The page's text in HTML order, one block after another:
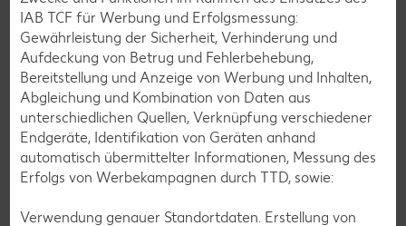
Glutenfreie Rezepte
Wer auf Gluten verzichtet, muss nicht automatisch auf
Vielfalt und Geschmack verzichten. Ob süß oder herzhaft –
mit unseren glutenfreien Rezepten zauberst du dir Gerichte,
die nicht nur verträglich, sondern auch richtig lecker sind.
Rezepte entdecken
IAB TCF für Werbung und Erfolgsmessung:
Gewährleistung der Sicherheit, Verhinderung und
Aufdeckung von Betrug und Fehlerbehebung,
Bereitstellung und Anzeige von Werbung und Inhalten,
Abgleichung und Kombination von Daten aus
unterschiedlichen Quellen, Verknüpfung verschiedener
Endgeräte, Identifikation von Geräten anhand
automatisch übermittelter Informationen, Messung des
Erfolgs von Werbekampagnen durch TTD, sowie:
Verwendung genauer Standortdaten. Erstellung von